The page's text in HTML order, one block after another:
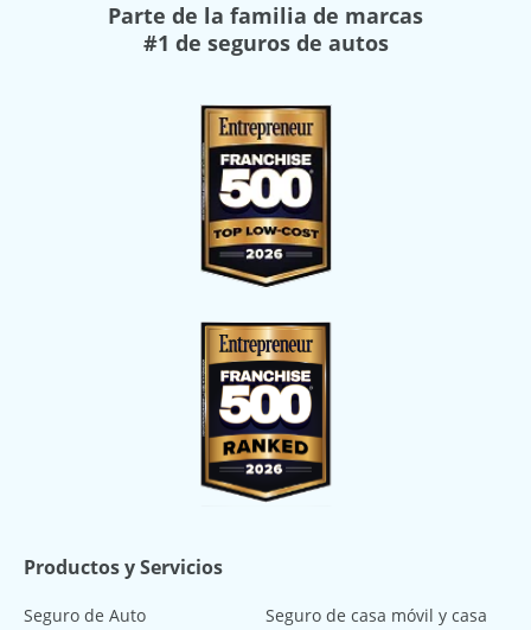
Parte de la familia de marcas
#1 de seguros de autos
Productos y Servicios
Seguro de Auto
Seguro de casa móvil y casa